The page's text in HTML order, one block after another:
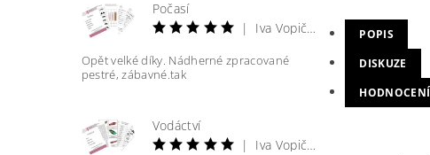
Počasí
|
Iva Vopičková
Opět velké díky. Nádherné zpracované
pestré, zábavné.tak
Vodáctví
|
Iva Vopičková
POPIS
DISKUZE
HODNOCENÍ